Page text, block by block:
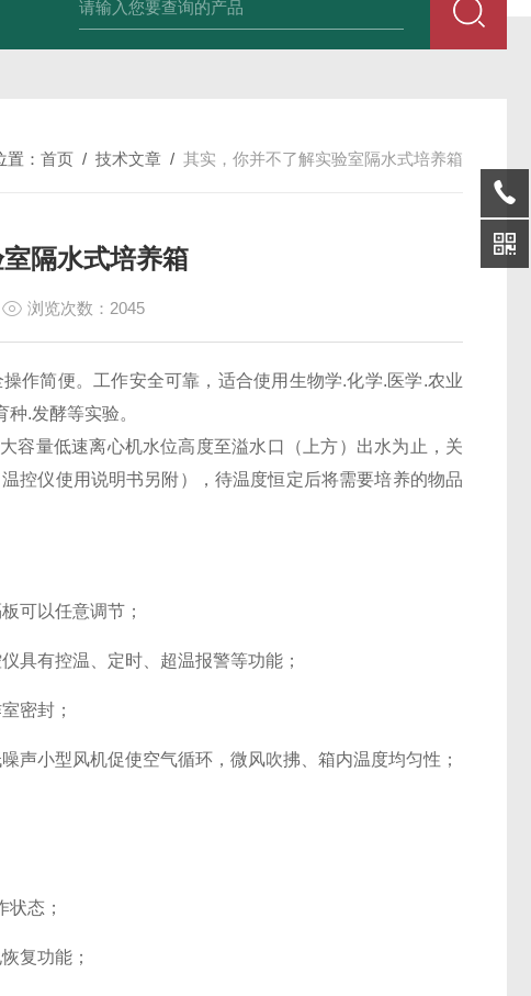
025N,雾腐蚀试验箱 LYW-075N,上海雾腐蚀试验箱 YFX-150,盐雾腐蚀试
置： 首页 / 技术文章 / 其实，你并不了解实验室隔水式培养箱
隔水式培养箱
浏览次数：2045
作简便。工作安全可靠，适合使用生物学.化学.医学.农业
.发酵等实验。
量低速离心机水位高度至溢水口（上方）出水为止，关
控仪使用说明书另附），待温度恒定后将需要培养的物品
可以任意调节；
有控温、定时、超温报警等功能；
密封；
小型风机促使空气循环，微风吹拂、箱内温度均匀性；
态；
复功能；